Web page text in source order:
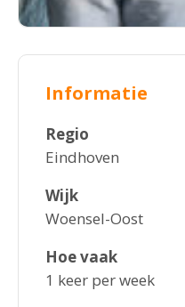
Informatie
Regio
Eindhoven
Wijk
Woensel-Oost
Hoe vaak
1 keer per week